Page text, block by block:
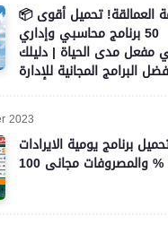
📦 حزمة العمالقة! تحميل أقوى
50 برنامج محاسبي وإداري
مفعل مدى الحياة | دليلك
البرامج المجانية للإدارة
2023
برنامج يومية الايرادات
والمصروفات مجانى 100 %